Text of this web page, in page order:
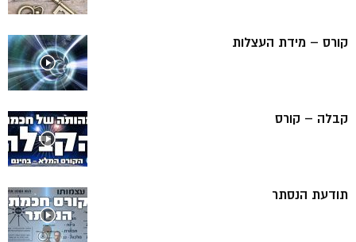
קורס – מידת העצלות
קבלה – קורס
תודעת הנסתר